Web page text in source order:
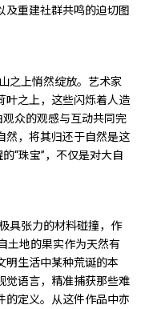
及重建社群共鸣的迫切图
之上悄然绽放。艺术家
叶之上，这些闪烁着人造
观众的观感与互动共同完
然，将其归还于自然是这
“珠宝”，不仅是对大自
具张力的材料碰撞，作
土地的果实作为天然有
明生活中某种荒诞的本
觉语言，精准捕获那些难
的定义。从这件作品中亦